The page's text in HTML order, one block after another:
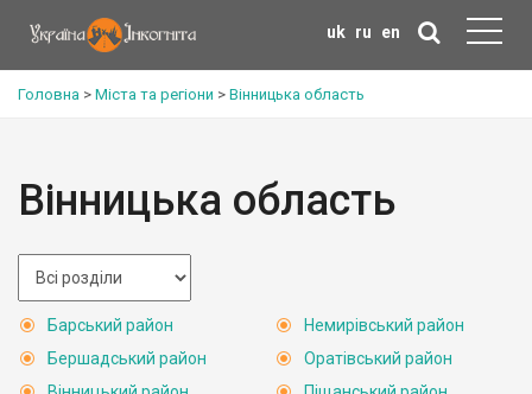
uk ru en
Головна > Міста та регіони > Вінницька область
Вінницька область
Барський район
Бершадський район
Немирівський район
Оратівський район